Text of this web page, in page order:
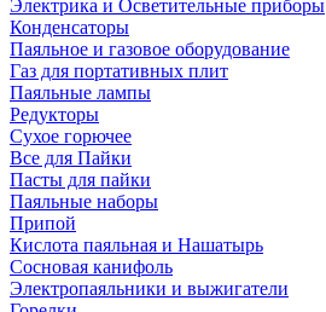
Электрика и Осветительные приборы
Конденсаторы
Паяльное и газовое оборудование
Газ для портативных плит
Паяльные лампы
Редукторы
Сухое горючее
Все для Пайки
Пасты для пайки
Паяльные наборы
Припой
Кислота паяльная и Нашатырь
Сосновая канифоль
Электропаяльники и выжигатели